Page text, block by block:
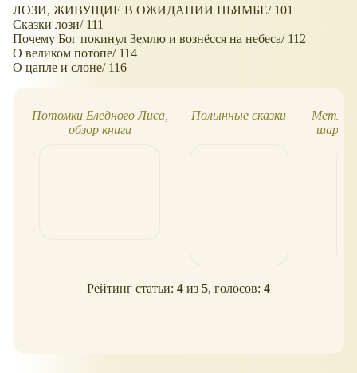
ЛОЗИ, ЖИВУЩИЕ В ОЖИДАНИИ НЬЯМБЕ/ 101
Сказки лози/ 111
Почему Бог покинул Землю и вознёсся на небеса/ 112
О великом потопе/ 114
О цапле и слоне/ 116
Потомки Бледного Лиса,
обзор книги
Полынные сказки
Метла
шарик.
Рейтинг статьи: 4 из 5, голосов: 4